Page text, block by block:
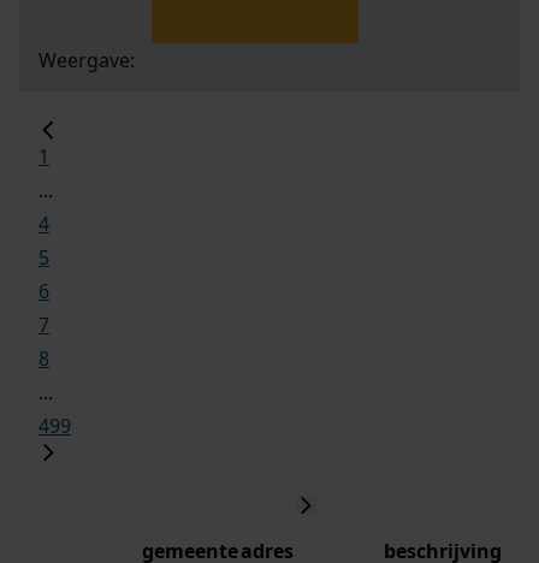
Weergave:
1
...
4
5
6
7
8
...
499
gemeenteadres beschrijving